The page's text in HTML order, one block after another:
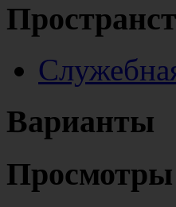
Варианты
Просмотры